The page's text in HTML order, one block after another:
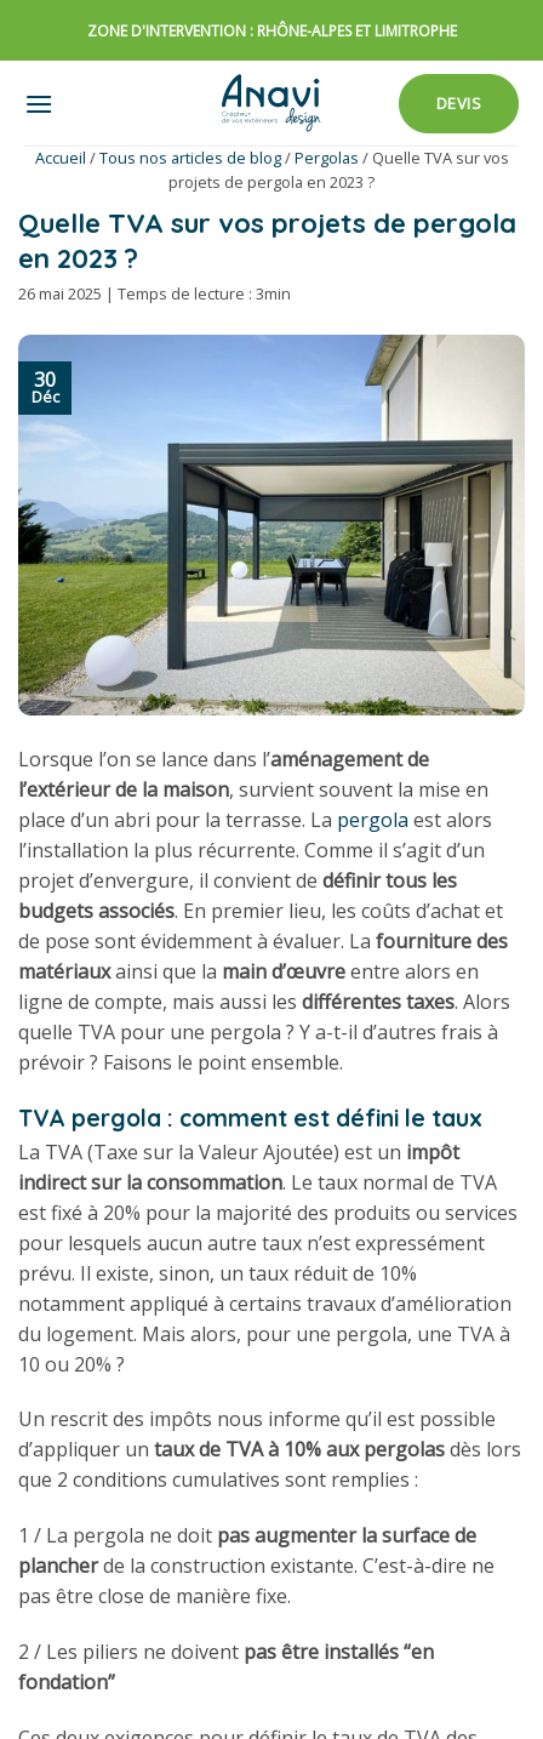
ZONE D'INTERVENTION : RHÔNE-ALPES ET LIMITROPHE
DEVIS
Accueil /Tous nos articles de blog/Pergolas / Quelle TVA sur vos
projets de pergola en 2023 ?
Quelle TVA sur vos projets de pergola
en 2023 ?
26 mai 2025 | Temps de lecture : 3min
30
Déc
Lorsque l’on se lance dans l’aménagement de
l’extérieur de la maison, survient souvent la mise en
place d’un abri pour la terrasse. La pergola est alors
l’installation la plus récurrente. Comme il s’agit d’un
projet d’envergure, il convient de définir tous les
budgets associés. En premier lieu, les coûts d’achat et
de pose sont évidemment à évaluer. La fourniture des
matériauxainsi que la main d’œuvreentre alors en
ligne de compte, mais aussi les différentes taxes. Alors
quelle TVA pour une pergola ? Y a-t-il d’autres frais à
prévoir ? Faisons le point ensemble.
TVA pergola : comment est défini le taux
La TVA (Taxe sur la Valeur Ajoutée) est un impôt
indirect sur la consommation. Le taux normal de TVA
est fixé à 20% pour la majorité des produits ou services
pour lesquels aucun autre taux n’est expressément
prévu. Il existe, sinon, un taux réduit de 10%
notamment appliqué à certains travaux d’amélioration
du logement. Mais alors, pour une pergola, une TVA à
10 ou 20% ?
Un rescrit des impôts nous informe qu’il est possible
d’appliquer un taux de TVA à 10% aux pergolasdès lors
que 2 conditions cumulatives sont remplies :
1 / La pergola ne doit pas augmenter la surface de
plancherde la construction existante. C’est-à-dire ne
pas être close de manière fixe.
2 / Les piliers ne doivent pas être installés “en
fondation”